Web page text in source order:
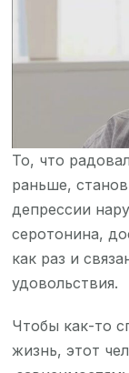
То, что
раньше,
депрессии
серотонина,
как раз и
удовольствия.
Чтобы как-то
жизнь, этот